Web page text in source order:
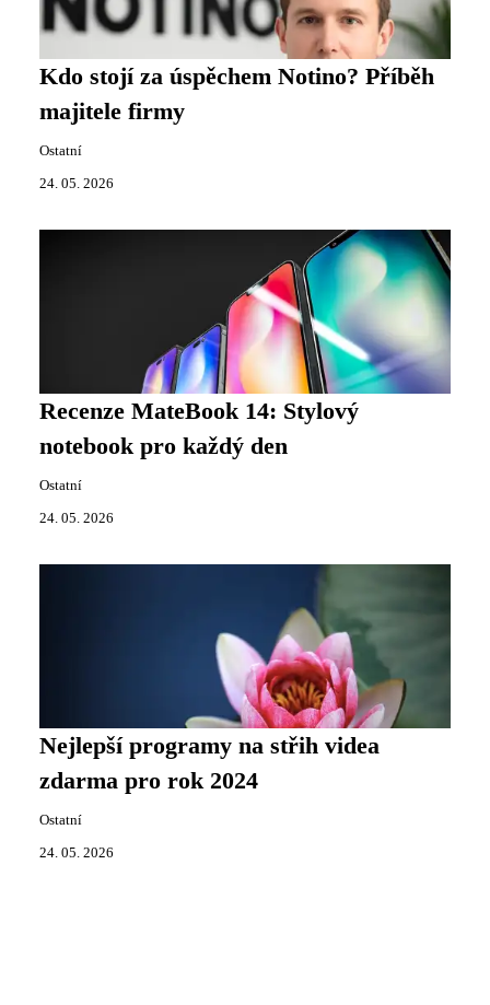
Kdo stojí za úspěchem Notino? Příběh
majitele firmy
Ostatní
24. 05. 2026
Recenze MateBook 14: Stylový
notebook pro každý den
Ostatní
24. 05. 2026
Nejlepší programy na střih videa
zdarma pro rok 2024
Ostatní
24. 05. 2026